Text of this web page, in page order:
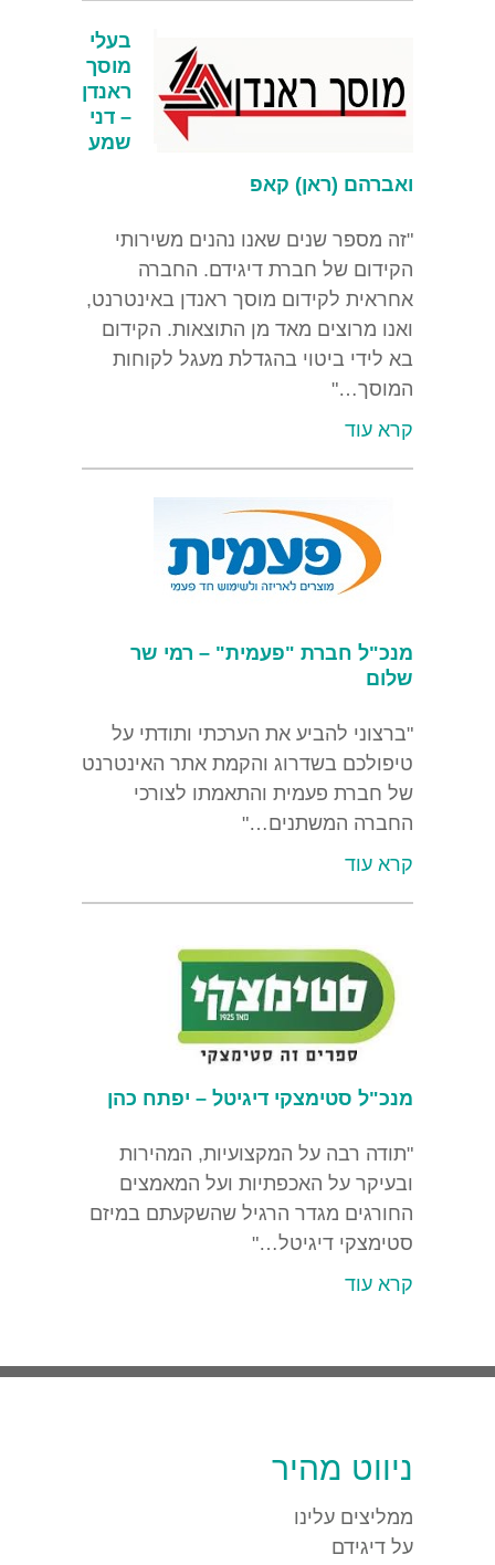
בעלי
מוסך
ראנדן
– דני
שמע
ואברהם (ראן) קאפ
"זה מספר שנים שאנו נהנים משירותי
הקידום של חברת דיגידם. החברה
אחראית לקידום מוסך ראנדן באינטרנט,
ואנו מרוצים מאד מן התוצאות. הקידום
בא לידי ביטוי בהגדלת מעגל לקוחות
המוסך…"
קרא עוד
מנכ"ל חברת "פעמית" – רמי שר
שלום
"ברצוני להביע את הערכתי ותודתי על
טיפולכם בשדרוג והקמת אתר האינטרנט
של חברת פעמית והתאמתו לצורכי
החברה המשתנים…"
קרא עוד
מנכ"ל סטימצקי דיגיטל – יפתח כהן
"תודה רבה על המקצועיות, המהירות
ובעיקר על האכפתיות ועל המאמצים
החורגים מגדר הרגיל שהשקעתם במיזם
סטימצקי דיגיטל…"
קרא עוד
ניווט מהיר
ממליצים עלינו
על דיגידם